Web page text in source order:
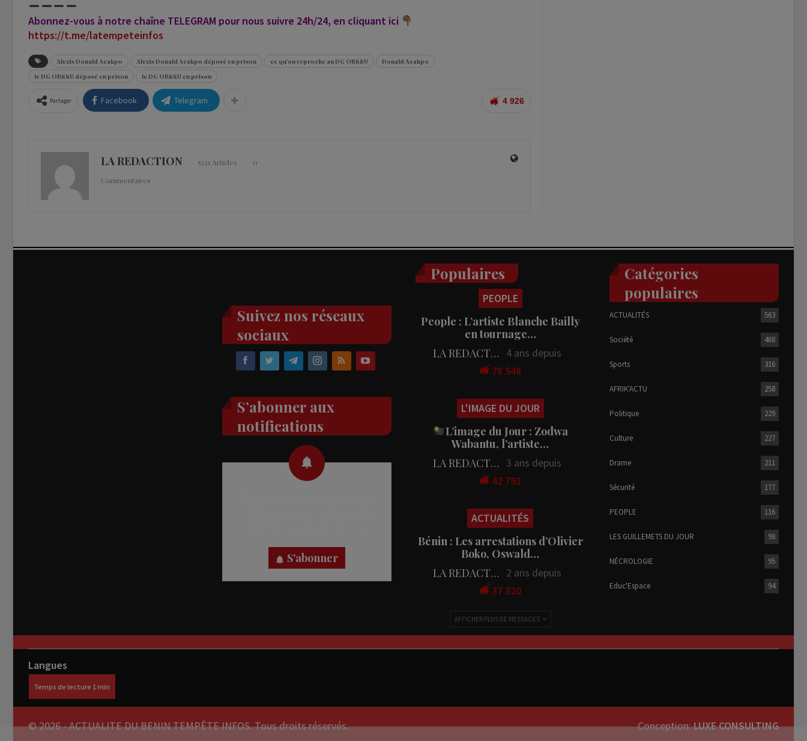
Abonnez-vous à notre chaîne TELEGRAM pour nous suivre 24h/24, en cliquant ici
https://t.me/latempeteinfos
Alexis Donald Acakpo Alexis Donald Acakpo déposé en prison ce qu'on reproche au DG OBSSU
Donald Acakpo
le DG OBSSU déposé en prison
le DG OBSSU en prison
4 926
Partager Facebook Telegram
LA REDACTION 5321 Articles
0
Commentaires
Suivez nos réseaux
sociaux
S’abonner aux
notifications
S'abonner
Populaires
PEOPLE
People : L’artiste Blanche Bailly
en tournage…
LA REDACTION
4 ans depuis
78 548
L'IMAGE DU JOUR
L’image du Jour : Zodwa
Wabantu, l’artiste…
LA REDACTION 3 ans depuis
42 791
ACTUALITÉS
Bénin : Les arrestations d’Olivier
Boko, Oswald…
LA REDACTION
2 ans depuis
37 320
AFFICHER PLUS DE MESSAGES
Catégories
populaires
ACTUALITÉS 563
Société 468
Sports 316
AFRIK'ACTU 258
Politique 229
Culture 227
Drame 211
Sécurité 177
PEOPLE 116
LES GUILLEMETS DU JOUR 98
NÉCROLOGIE 95
Educ'Espace 94
Langues
© 2026 - ACTUALITE DU BENIN TEMPÊTE INFOS. Tous droits réservés. Conception:LUXE CONSULTING